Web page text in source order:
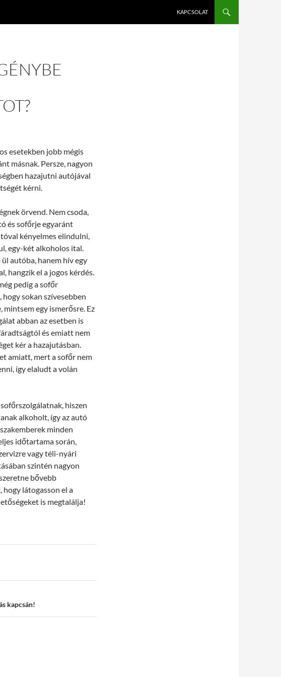
KAPCSOLAT
esetekben jobb mégis
másnak. Persze, nagyon
hazajutni autójával
kérni.
örvend. Nem csoda,
és sofőrje egyaránt
kényelmes elindulni,
egy-két alkoholos ital.
autóba, hanem hív egy
hangzik el a jogos kérdés.
pedig a sofőr
sokan szívesebben
egy ismerősre. Ez
abban az esetben is
és emiatt nem
kér a hazajutásban.
amiatt, mert a sofőr nem
így elaludt a volán
hiszen
alkoholt, így az autó
minden
időtartama során,
vagy téli-nyári
szintén nagyon
bővebb
látogasson el a
is megtalálja!
kapcsán!